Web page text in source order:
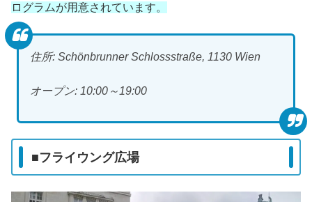
ログラムが用意されています。
住所: Schönbrunner Schlossstraße, 1130 Wien
オープン: 10:00～19:00
■フライウング広場